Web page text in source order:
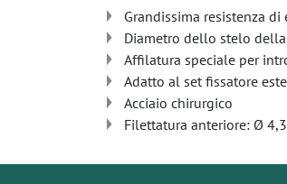
Grandissima resistenza di
Diametro dello stelo
Affilatura speciale per
Adatto al set fissatore
Acciaio chirurgico
Filettatura anteriore: Ø